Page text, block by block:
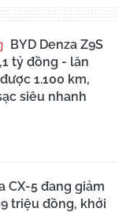
BYD Denza Z9S
tỷ đồng - lăn
1.100 km,
siêu nhanh
CX-5 đang giảm
triệu đồng, khởi